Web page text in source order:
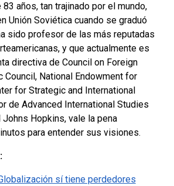
años, tan trajinado por el mundo,
Unión Soviética cuando se graduó
sido profesor de las más reputadas
y que actualmente es
directiva de Council on Foreign
Council, National Endowment for
for Strategic and International
de Advanced International Studies
Hopkins, vale la pena
para entender sus visiones.
sí tiene perdedores